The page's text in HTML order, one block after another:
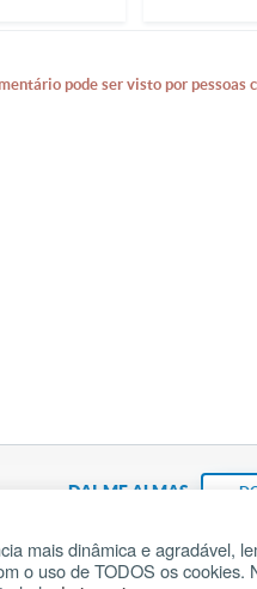
pode ser visto por pessoas
DAI-ME ALMAS
Fundação João
mais dinâmica e agradável,
o uso de TODOS os